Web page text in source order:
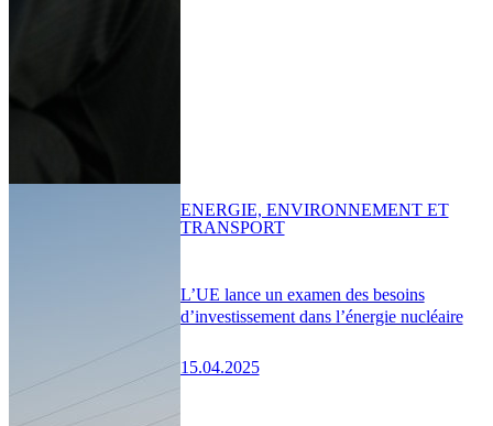
L’UE lance un examen des besoins
d’investissement dans l’énergie nucléaire
15.04.2025
ENERGIE, ENVIRONNEMENT ET
TRANSPORT